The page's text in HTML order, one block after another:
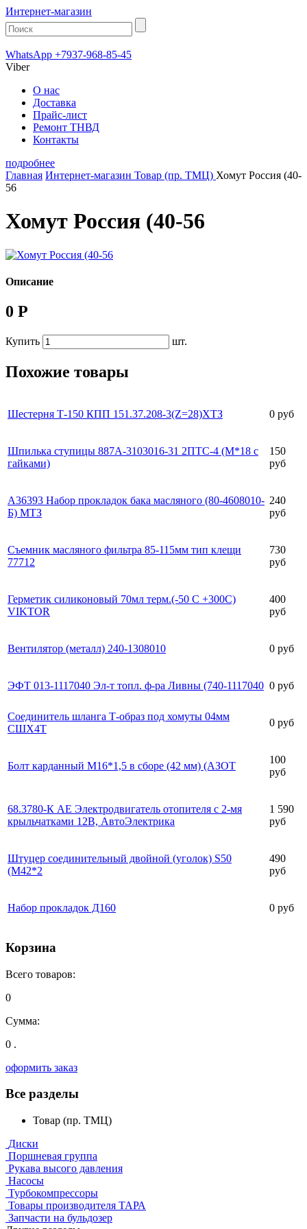
Интернет-магазин
WhatsApp +7937-968-85-45
Viber
О нас
Доставка
Прайс-лист
Ремонт ТНВД
Контакты
подробнее
Главная Интернет-магазин Товар (пр. ТМЦ) Хомут Россия (40-
56
Хомут Россия (40-56
Описание
0 Р
Купить шт.
Похожие товары
Шестерня Т-150 КПП 151.37.208-3(Z=28)ХТЗ 0 руб
Шпилька ступицы 887А-3103016-31 2ПТС-4 (М*18 с
гайками)
150
руб
А36393 Набор прокладок бака масляного (80-4608010-
Б) МТЗ
240
руб
Съемник масляного фильтра 85-115мм тип клещи
77712
730
руб
Герметик силиконовый 70мл терм.(-50 С +300С)
VIKTOR
400
руб
Вентилятор (металл) 240-1308010 0 руб
ЭФТ 013-1117040 Эл-т топл. ф-ра Ливны (740-1117040 0 руб
Соединитель шланга Т-образ под хомуты 04мм
СШХ4Т
0 руб
Болт карданный М16*1,5 в сборе (42 мм) (АЗОТ
100
руб
68.3780-К АЕ Электродвигатель отопителя с 2-мя
крыльчатками 12В, АвтоЭлектрика
1 590
руб
Штуцер соединительный двойной (уголок) S50
(М42*2
490
руб
Набор прокладок Д160 0 руб
Корзина
Всего товаров:
0
Сумма:
0 .
оформить заказ
Все разделы
Товар (пр. ТМЦ)
Диски
Поршневая группа
Рукава высого давления
Насосы
Турбокомпрессоры
Товары производителя ТАРА
Запчасти на бульдозер